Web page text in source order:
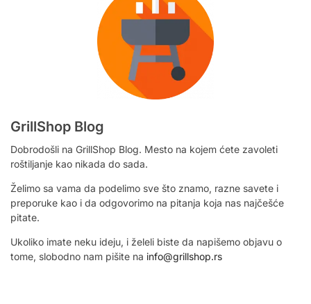
GrillShop Blog
Dobrodošli na GrillShop Blog. Mesto na kojem ćete zavoleti
roštiljanje kao nikada do sada.
Želimo sa vama da podelimo sve što znamo, razne savete i
preporuke kao i da odgovorimo na pitanja koja nas najčešće
pitate.
Ukoliko imate neku ideju, i želeli biste da napišemo objavu o
tome, slobodno nam pišite na info@grillshop.rs